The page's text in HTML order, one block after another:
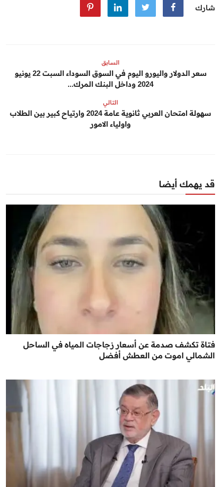
شارك
السابق
سعر الدولار واليورو اليوم في السوق السوداء السبت 22 يونيو
2024 وداخل البنك المرك...
التالي
سهولة امتحان العربي ثانوية عامة 2024 وارتياح كبير بين الطلاب
واولياء الامور
قد يهمك أيضا
فتاة تكشف صدمة عن أسعار زجاجات المياه في الساحل
الشمالي اموت من العطش أفضل